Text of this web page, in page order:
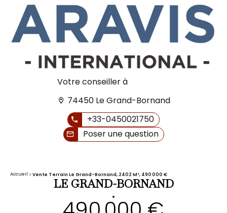
Votre conseiller à
74450 Le Grand-Bornand
+33-0450021750
Poser une question
Accueil Vente Terrain Le Grand-Bornand, 2402 M², 490 000 €
LE GRAND-BORNAND
•